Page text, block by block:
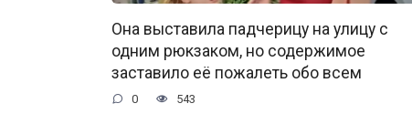
Она выставила падчерицу на улицу с
одним рюкзаком, но содержимое
заставило её пожалеть обо всем
0 543